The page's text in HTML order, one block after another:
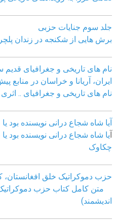
جلد سوم جنایات حزبی
برش هایی از شکنجه در زندان
نام های تاریخی و جغرافیای قدیم
ایران، آریانا و خراسان در منابع
نام های تاریخی و جغرافیای .. اثری
آیا شاه شجاع درانی نویسنده بود یا
آیا شاه شجاع درانی نویسنده بود
چکاوک
حزب دموکراتیک خلق افغانستان،
متن کامل کتاب حزب
اندیشمند)